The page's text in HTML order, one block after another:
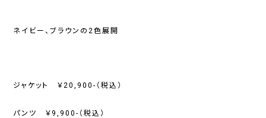
ネイビー、ブラウンの2色展開
ジャケット ￥20,900-（税込）
パンツ ￥9,900-（税込）